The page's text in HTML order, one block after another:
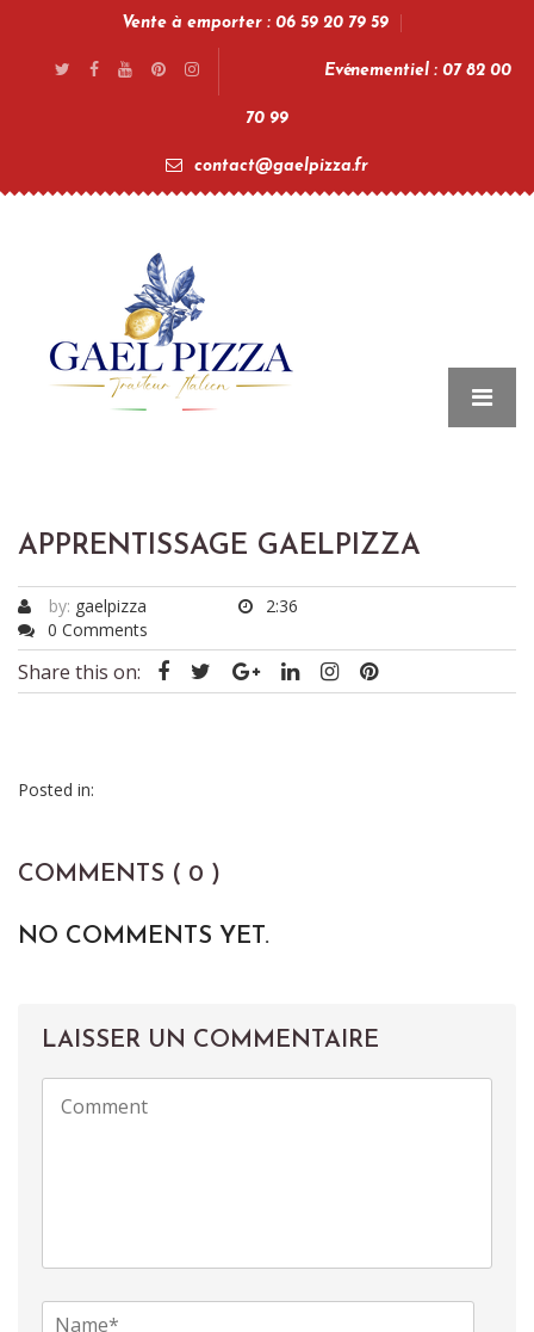
Vente à emporter : 06 59 20 79 59
Evénementiel : 07 82 00
70 99
contact@gaelpizza.fr
APPRENTISSAGE GAELPIZZA
by: gaelpizza
2:36
0 Comments
Share this on:
Posted in:
COMMENTS ( 0 )
NO COMMENTS YET.
LAISSER UN COMMENTAIRE